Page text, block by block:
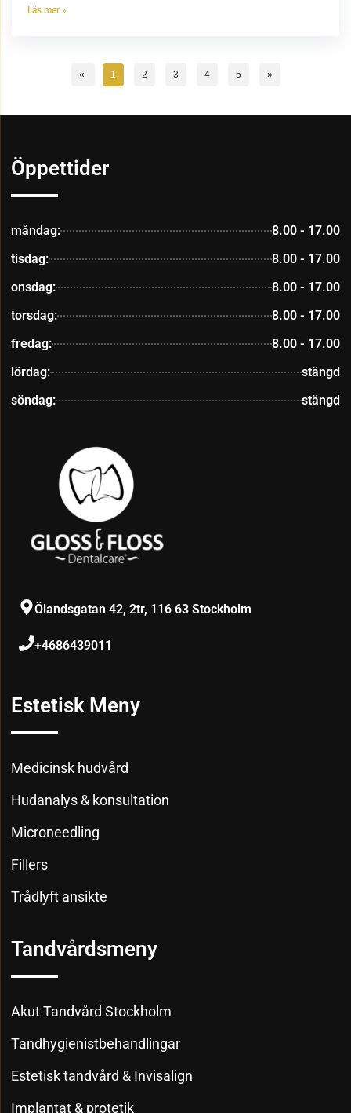
Läs mer »
« 1 2 3 4 5 »
Ölandsgatan 42, 2tr, 116 63 Stockholm
+4686439011
Tandvårdsmeny
Akut Tandvård Stockholm
Tandhygienistbehandlingar
Estetisk tandvård & Invisalign
Implantat & protetik
Estetisk Meny
Medicinsk hudvård
Hudanalys & konsultation
Microneedling
Fillers
Trådlyft ansikte
Öppettider
måndag:
8.00 - 17.00
tisdag:
8.00 - 17.00
onsdag:
8.00 - 17.00
torsdag:
8.00 - 17.00
fredag:
8.00 - 17.00
lördag:
stängd
söndag:
stängd